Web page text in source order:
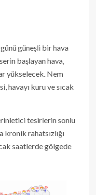
güneşli bir hava
başlayan hava,
yükselecek. Nem
havayı kuru ve sıcak
tesirlerin sonlu
kronik rahatsızlığı
saatlerde gölgede